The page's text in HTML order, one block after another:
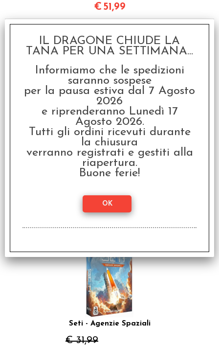
€ 51,99
I clienti che hanno acquistato questo
prodotto, hanno scelto anche questi
articoli
Orloj - L'Orologio
€ 59,99
SCONTO 20%
€47,99
Seti - Agenzie Spaziali
€ 31,99
IL DRAGONE CHIUDE LA
TANA PER UNA SETTIMANA...
Informiamo che le spedizioni
saranno sospese
per la pausa estiva dal 7 Agosto
2026
e riprenderanno Lunedì 17
Agosto 2026.
Tutti gli ordini ricevuti durante
la chiusura
verranno registrati e gestiti alla
riapertura.
Buone ferie!